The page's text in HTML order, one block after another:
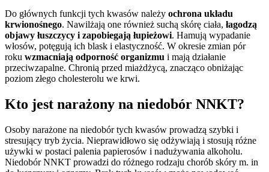
Do głównych funkcji tych kwasów należy ochrona układu
krwionośnego. Nawilżają one również suchą skórę ciała, łagodzą
objawy łuszczycy i zapobiegają łupieżowi. Hamują wypadanie
włosów, potęgują ich blask i elastyczność. W okresie zmian pór
roku wzmacniają odporność organizmu i mają działanie
przeciwzapalne. Chronią przed miażdżycą, znacząco obniżając
poziom złego cholesterolu we krwi.
Kto jest narażony na niedobór NNKT?
Osoby narażone na niedobór tych kwasów prowadzą szybki i
stresujący tryb życia. Nieprawidłowo się odżywiają i stosują różne
używki w postaci palenia papierosów i nadużywania alkoholu.
Niedobór NNKT prowadzi do różnego rodzaju chorób skóry m. in